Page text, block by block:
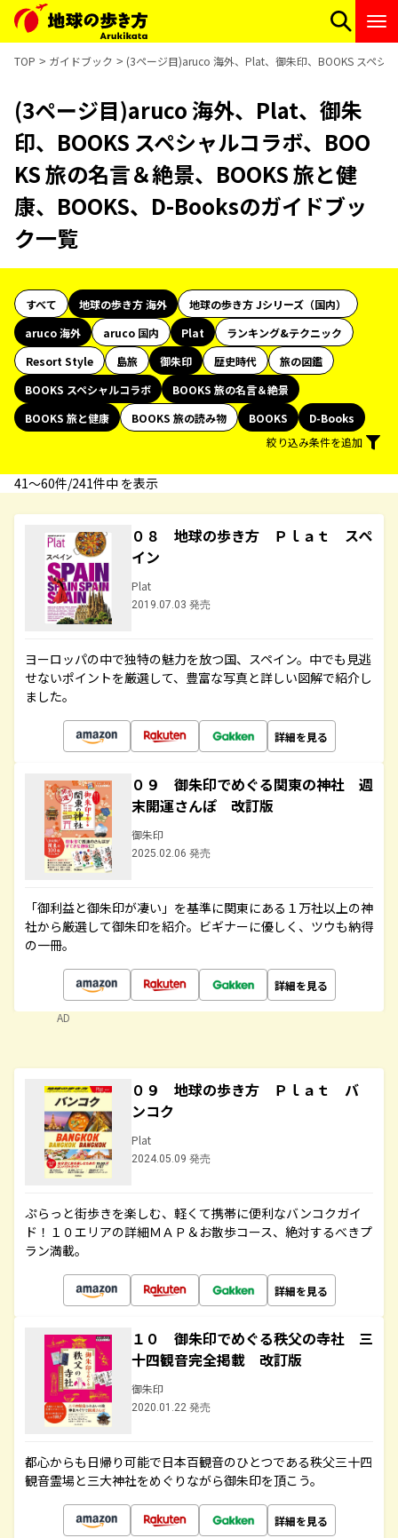
TOP ガイドブック (3ページ目)aruco 海外、Plat、御朱印、BOOKS スペシ
(3ページ目)aruco 海外、Plat、御朱
印、BOOKS スペシャルコラボ、BOO
KS 旅の名言＆絶景、BOOKS 旅と健
康、BOOKS、D-Booksのガイドブッ
ク一覧
すべて 地球の歩き方 海外
地球の歩き方 Jシリーズ（国内）
aruco 海外
aruco 国内 Plat
ランキング&テクニック
Resort Style
島旅 御朱印 歴史時代
旅の図鑑
BOOKS スペシャルコラボ
BOOKS 旅の名言＆絶景
BOOKS 旅と健康
BOOKS 旅の読み物 BOOKS
D-Books
絞り込み条件を追加
41〜60件/241件中 を表示
０８ 地球の歩き方 Ｐｌａｔ スペ
イン
Plat
2019.07.03 発売
ヨーロッパの中で独特の魅力を放つ国、スペイン。中でも見逃
せないポイントを厳選して、豊富な写真と詳しい図解で紹介し
ました。
詳細を見る
０９ 御朱印でめぐる関東の神社 週
末開運さんぽ 改訂版
御朱印
2025.02.06 発売
「御利益と御朱印が凄い」を基準に関東にある１万社以上の神
社から厳選して御朱印を紹介。ビギナーに優しく、ツウも納得
の一冊。
詳細を見る
AD
０９ 地球の歩き方 Ｐｌａｔ バ
ンコク
Plat
2024.05.09 発売
ぷらっと街歩きを楽しむ、軽くて携帯に便利なバンコクガイ
ド！１０エリアの詳細ＭＡＰ＆お散歩コース、絶対するべきプ
ラン満載。
詳細を見る
１０ 御朱印でめぐる秩父の寺社 三
十四観音完全掲載 改訂版
御朱印
2020.01.22 発売
都心からも日帰り可能で日本百観音のひとつである秩父三十四
観音霊場と三大神社をめぐりながら御朱印を頂こう。
詳細を見る